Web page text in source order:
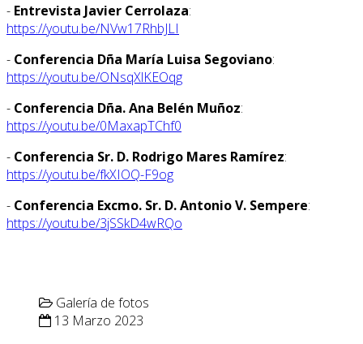
- Entrevista Javier Cerrolaza:
https://youtu.be/NVw17RhbJLI
- Conferencia Dña María Luisa Segoviano:
https://youtu.be/ONsqXlKEOqg
- Conferencia Dña. Ana Belén Muñoz:
https://youtu.be/0MaxapTChf0
- Conferencia Sr. D. Rodrigo Mares Ramírez:
https://youtu.be/fkXIOQ-F9og
- Conferencia Excmo. Sr. D. Antonio V. Sempere:
https://youtu.be/3jSSkD4wRQo
Galería de fotos
13 Marzo 2023